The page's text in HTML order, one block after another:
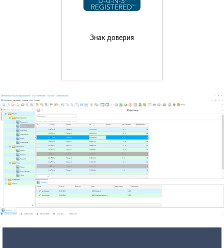
Знак доверия